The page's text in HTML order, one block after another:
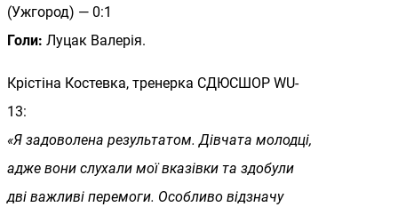
(Ужгород) — 0:1
Голи: Луцак Валерія.
Крістіна Костевка, тренерка СДЮСШОР WU-
13:
«Я задоволена результатом. Дівчата молодці,
адже вони слухали мої вказівки та здобули
дві важливі перемоги. Особливо відзначу